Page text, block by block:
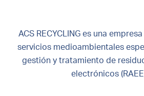
ACS RECYCLING es una
servicios medioambientales
gestión y tratamiento de
electrónicos